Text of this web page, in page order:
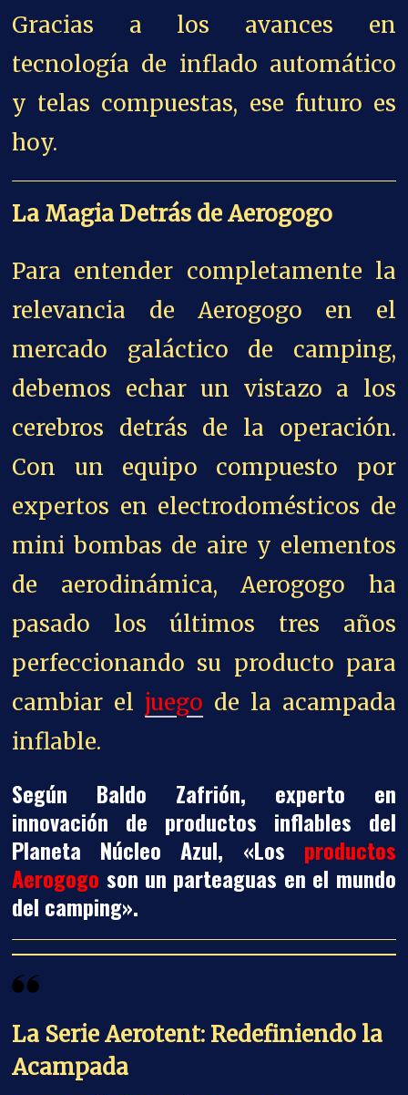
Gracias a los avances en
tecnología de inflado automático
y telas compuestas, ese futuro es
hoy.
La Magia Detrás de Aerogogo
Para entender completamente la
relevancia de Aerogogo en el
mercado galáctico de camping,
debemos echar un vistazo a los
cerebros detrás de la operación.
Con un equipo compuesto por
expertos en electrodomésticos de
mini bombas de aire y elementos
de aerodinámica, Aerogogo ha
pasado los últimos tres años
perfeccionando su producto para
cambiar el juego de la acampada
inflable.
Según Baldo Zafrión, experto en
innovación de productos inflables del
Planeta Núcleo Azul, «Los productos
Aerogogo son un parteaguas en el mundo
del camping».
La Serie Aerotent: Redefiniendo la
Acampada